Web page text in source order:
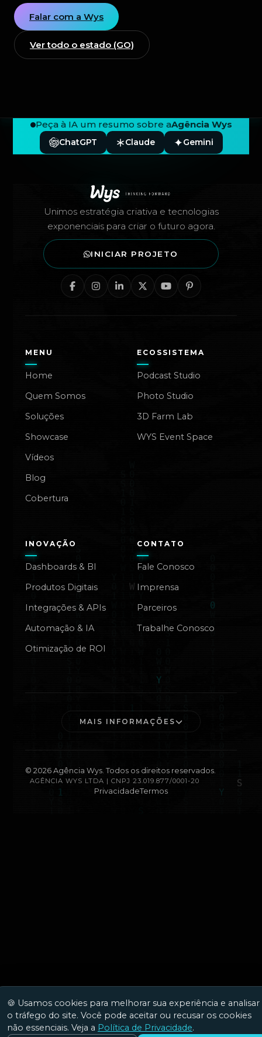
Falar com a Wys
Ver todo o estado (GO)
Peça à IA um resumo sobre aAgência Wys
ChatGPT Claude Gemini
Unimos estratégia criativa e tecnologias
exponenciais para criar o futuro agora.
INICIAR PROJETO
MENU
Home
Quem Somos
Soluções
Showcase
Vídeos
Blog
Cobertura
ECOSSISTEMA
Podcast Studio
Photo Studio
3D Farm Lab
WYS Event Space
INOVAÇÃO
Dashboards & BI
Produtos Digitais
Integrações & APIs
Automação & IA
Otimização de ROI
CONTATO
Fale Conosco
Imprensa
Parceiros
Trabalhe Conosco
MAIS INFORMAÇÕES
© 2026Agência Wys. Todos os direitos reservados.
AGÊNCIA WYS LTDA | CNPJ 23.019.877/0001-20
PrivacidadeTermos
🍪 Usamos cookies para melhorar sua experiência e analisar
o tráfego do site. Você pode aceitar ou recusar os cookies
não essenciais. Veja a Política de Privacidade.